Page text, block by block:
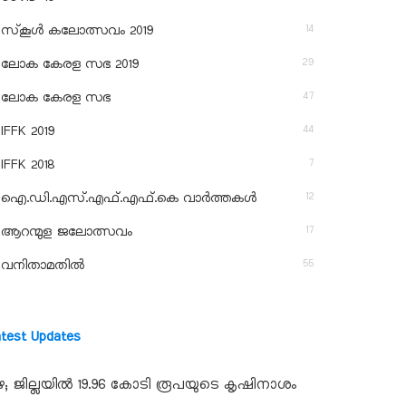
സ്‌കൂള്‍ കലോത്സവം 2019 14
ലോക കേരള സഭ 2019 29
ലോക കേരള സഭ 47
IFFK 2019 44
IFFK 2018 7
ഐ.ഡി.എസ്.എഫ്.എഫ്.കെ വാർത്തകൾ 12
ആറന്മുള ജലോത്സവം 17
വനിതാമതിൽ 55
Updates
ജില്ലയില്‍ 19.96 കോടി രൂപയുടെ കൃഷിനാശം